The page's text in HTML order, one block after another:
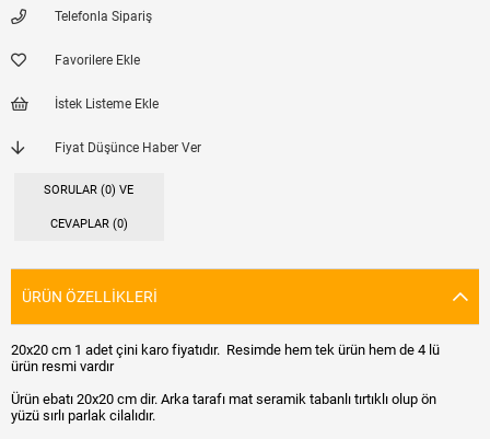
Telefonla Sipariş
Favorilere Ekle
İstek Listeme Ekle
Fiyat Düşünce Haber Ver
SORULAR (0) VE
CEVAPLAR (0)
ÜRÜN ÖZELLIKLERI
20x20 cm 1 adet çini karo fiyatıdır. Resimde hem tek ürün hem de 4 lü
ürün resmi vardır
Ürün ebatı 20x20 cm dir. Arka tarafı mat seramik tabanlı tırtıklı olup ön
yüzü sırlı parlak cilalıdır.